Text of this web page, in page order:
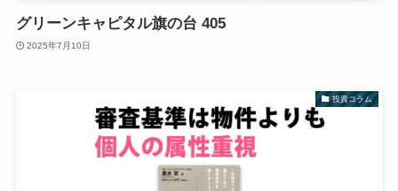
グリーンキャピタル旗の台 405
2025年7月10日
投資コラム